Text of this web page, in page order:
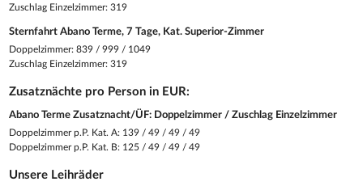
Zuschlag Einzelzimmer: 319
Sternfahrt Abano Terme, 7 Tage, Kat. Superior-Zimmer
Doppelzimmer: 839 / 999 / 1049
Zuschlag Einzelzimmer: 319
Zusatznächte pro Person in EUR:
Abano Terme Zusatznacht/ÜF: Doppelzimmer / Zuschlag Einzelzimmer
Doppelzimmer p.P. Kat. A: 139 / 49 / 49 / 49
Doppelzimmer p.P. Kat. B: 125 / 49 / 49 / 49
Unsere Leihräder